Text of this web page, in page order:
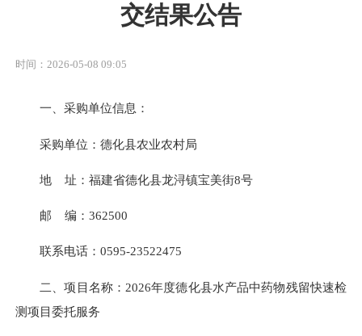
交结果公告
时间：2026-05-08 09:05
一、采购单位信息：
采购单位：德化县农业农村局
地 址：福建省德化县龙浔镇宝美街8号
邮 编：362500
联系电话： 0595-23522475
二、项目名称：2026年度德化县水产品中药物残留快速检
测项目委托服务